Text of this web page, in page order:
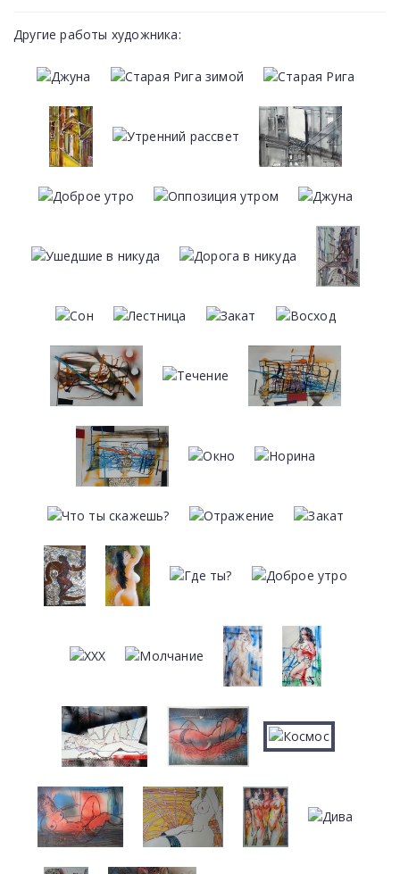
Другие работы художника: